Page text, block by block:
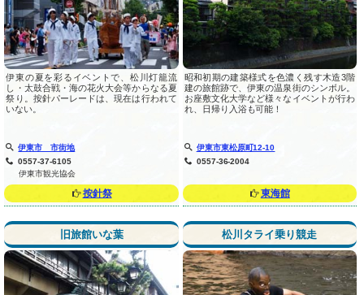
伊東の夏を彩るイベントで、松川灯籠流
し・太鼓合戦・海の花火大会等からなる夏
祭り。按針パーレードは、現在は行われて
いない。
伊東市 市街地
0557-37-6105
伊東市観光協会
按針祭
昭和初期の建築様式を色濃く残す木造3階
建の旅館跡で、伊東の温泉街のシンボル。
お座敷文化大学など様々なイベントが行わ
れ、日帰り入浴も可能！
伊東市東松原町12-10
0557-36-2004
東海館
旧旅館いな葉 松川タライ乗り競走